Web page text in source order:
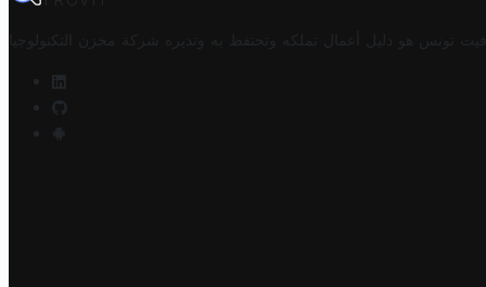
تونس هو دليل أعمال تملكه وتحتفظ به وتديره شركة مخزن التكنولوجيا